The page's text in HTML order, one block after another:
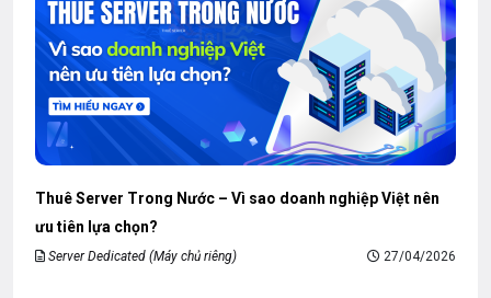
Thuê Server Trong Nước – Vì sao doanh nghiệp Việt nên
ưu tiên lựa chọn?
Server Dedicated (Máy chủ riêng) 27/04/2026